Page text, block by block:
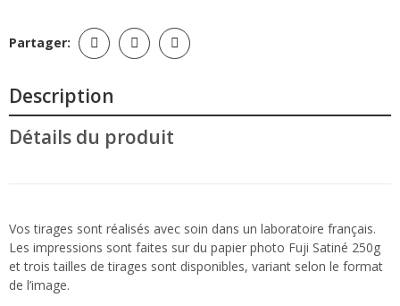
Partager:
Description
Détails du produit
Vos tirages sont réalisés avec soin dans un laboratoire français.
Les impressions sont faites sur du papier photo Fuji Satiné 250g
et trois tailles de tirages sont disponibles, variant selon le format
de l’image.